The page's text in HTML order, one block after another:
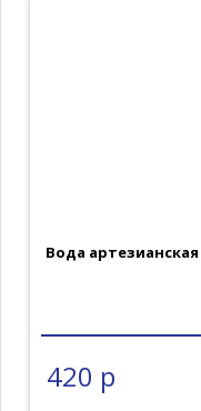
Вода артезианская
420 р